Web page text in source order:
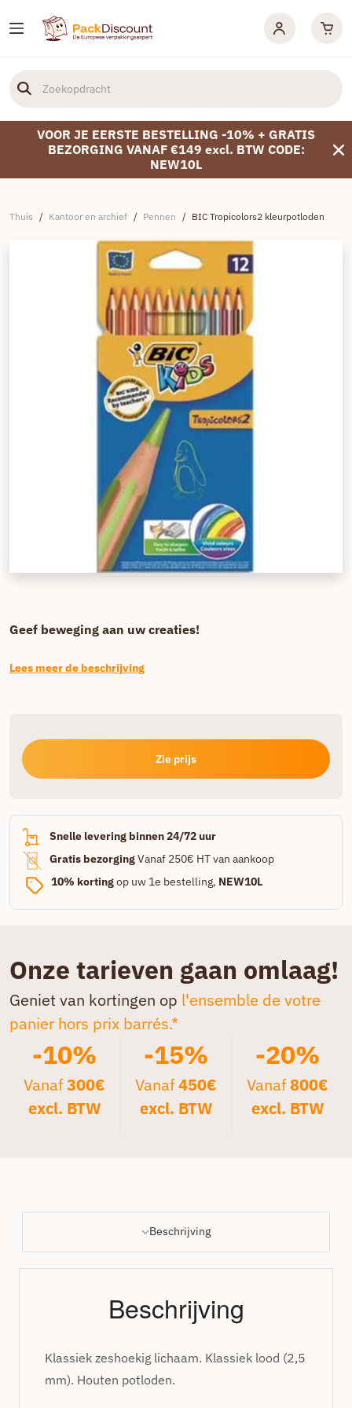
VOOR JE EERSTE BESTELLING -10% + GRATIS
BEZORGING VANAF €149 excl. BTW CODE:
NEW10L
Thuis / Kantoor en archief / Pennen / BIC Tropicolors2 kleurpotloden
Geef beweging aan uw creaties!
Lees meer de beschrijving
Zie prijs
Snelle levering binnen 24/72 uur
Gratis bezorgingVanaf 250€ HT van aankoop
10% kortingop uw 1e bestelling, NEW10L
Onze tarieven gaan omlaag!
Geniet van kortingen op l'ensemble de votre
panier hors prix barrés.*
-10%
Vanaf300€
excl. BTW
-15%
Vanaf450€
excl. BTW
-20%
Vanaf800€
excl. BTW
Beschrijving
Beschrijving
Klassiek zeshoekig lichaam. Klassiek lood (2,5
mm). Houten potloden.